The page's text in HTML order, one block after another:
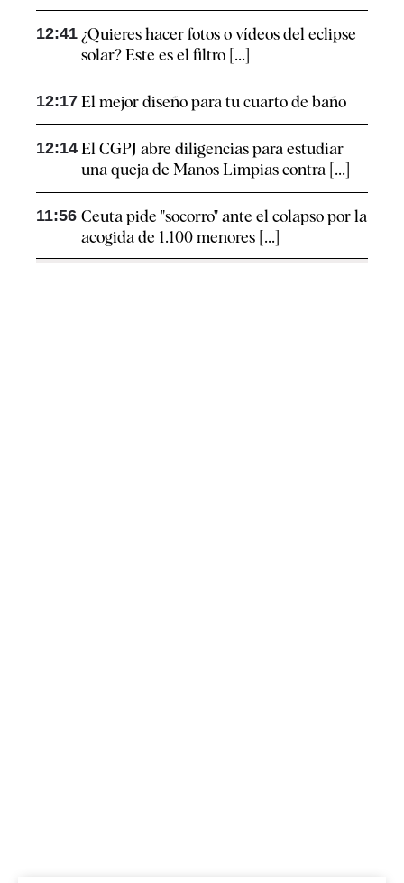
12:41 ¿Quieres hacer fotos o vídeos del eclipse
solar? Este es el filtro [...]
12:17 El mejor diseño para tu cuarto de baño
12:14 El CGPJ abre diligencias para estudiar
una queja de Manos Limpias contra [...]
11:56 Ceuta pide "socorro" ante el colapso por la
acogida de 1.100 menores [...]